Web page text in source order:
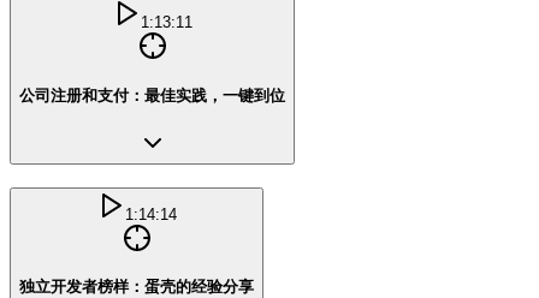
1:13:11
公司注册和支付：最佳实践，一键到位
1:14:14
独立开发者榜样：蛋壳的经验分享